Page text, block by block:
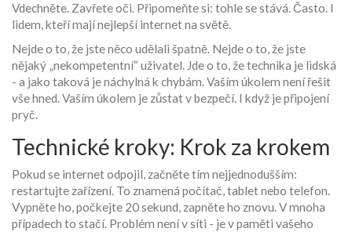
Vdechněte. Zavřete oči. Připomeňte si: tohle se stává. Často. I
lidem, kteří mají nejlepší internet na světě.
Nejde o to, že jste něco udělali špatně. Nejde o to, že jste
nějaký „nekompetentní“ uživatel. Jde o to, že technika je lidská
- a jako taková je náchylná k chybám. Vaším úkolem není řešit
vše hned. Vaším úkolem je zůstat v bezpečí. I když je připojení
pryč.
Technické kroky: Krok za krokem
Pokud se internet odpojil, začněte tím nejjednodušším:
restartujte zařízení. To znamená počítač, tablet nebo telefon.
Vypněte ho, počkejte 20 sekund, zapněte ho znovu. V mnoha
případech to stačí. Problém není v síti - je v paměti vašeho